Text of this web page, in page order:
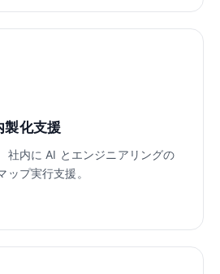
製化支援
社内に AI とエンジニアリングの
プ実行支援。